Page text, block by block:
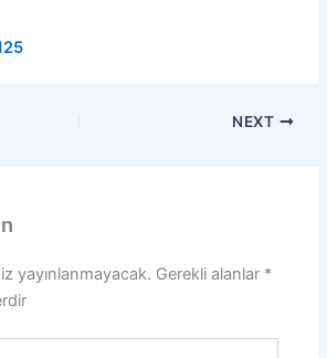
NEXT
yayınlanmayacak. Gerekli alanlar *